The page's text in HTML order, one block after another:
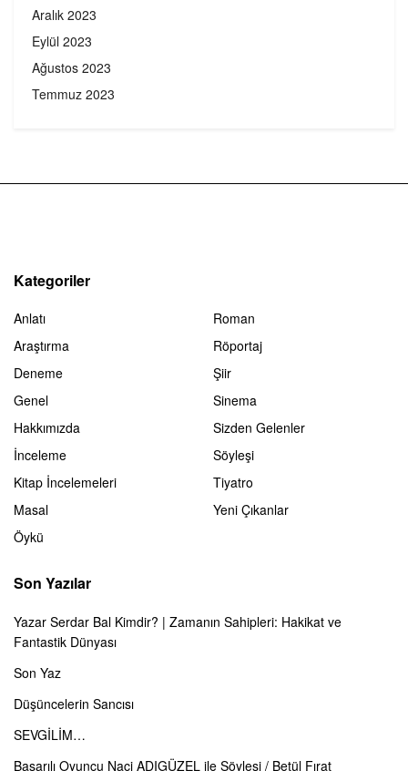
Aralık 2023
Eylül 2023
Ağustos 2023
Temmuz 2023
Kategoriler
Anlatı
Araştırma
Deneme
Genel
Hakkımızda
İnceleme
Kitap İncelemeleri
Masal
Öykü
Roman
Röportaj
Şiir
Sinema
Sizden Gelenler
Söyleşi
Tiyatro
Yeni Çıkanlar
Son Yazılar
Yazar Serdar Bal Kimdir? | Zamanın Sahipleri: Hakikat ve
Fantastik Dünyası
Son Yaz
Düşüncelerin Sancısı
SEVGİLİM…
Başarılı Oyuncu Naci ADIGÜZEL ile Söyleşi / Betül Fırat